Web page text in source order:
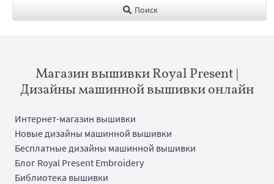
Поиск
Магазин вышивки Royal Present |
Дизайны машинной вышивки онлайн
Интернет-магазин вышивки
Новые дизайны машинной вышивки
Бесплатные дизайны машинной вышивки
Блог Royal Present Embroidery
Библиотека вышивки